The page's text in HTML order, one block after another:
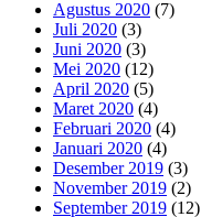
Agustus 2020 (7)
Juli 2020 (3)
Juni 2020 (3)
Mei 2020 (12)
April 2020 (5)
Maret 2020 (4)
Februari 2020 (4)
Januari 2020 (4)
Desember 2019 (3)
November 2019 (2)
September 2019 (12)